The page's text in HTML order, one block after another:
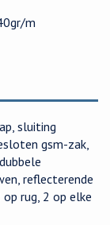
m
sluiting
gsm-zak,
reflecterende
rug, 2 op elke